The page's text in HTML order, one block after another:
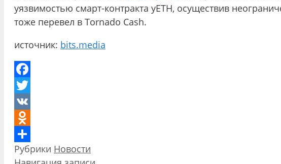
уязвимостью смарт-контракта yETH, осуществив
тоже перевел в Tornado Cash.
источник: bits.media
Facebook
Twitter
VK
Odnoklassniki
Отправить
Рубрики Новости